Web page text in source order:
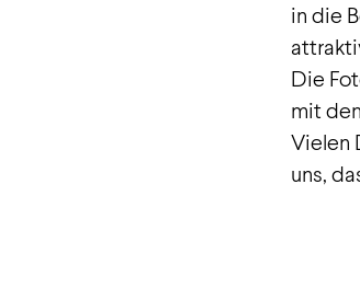
in die
Die
mit
Vielen
uns,